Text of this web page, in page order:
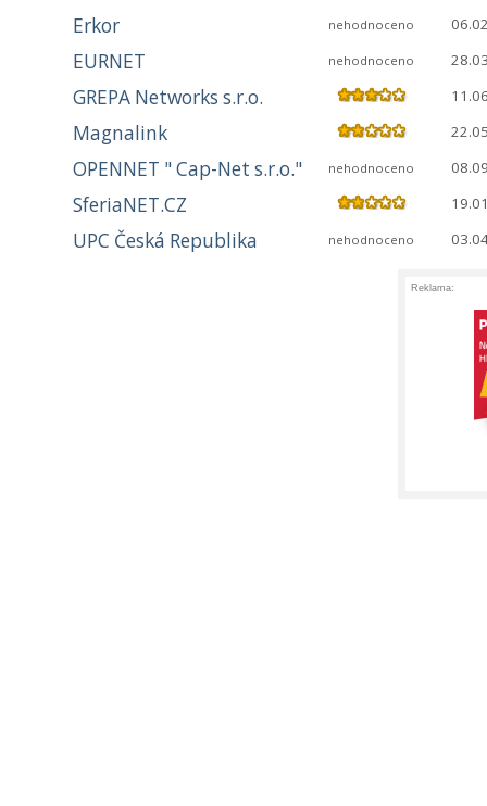
Erkor nehodnoceno
EURNET nehodnoceno
GREPA Networks s.r.o.
Magnalink
OPENNET " Cap-Net s.r.o." nehodnoceno
SferiaNET.CZ
UPC Česká Republika nehodnoceno
Reklama: